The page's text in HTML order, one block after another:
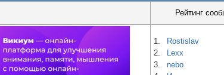
Рейтинг
1. Rostislav
2.
Lexx
3.
nebo